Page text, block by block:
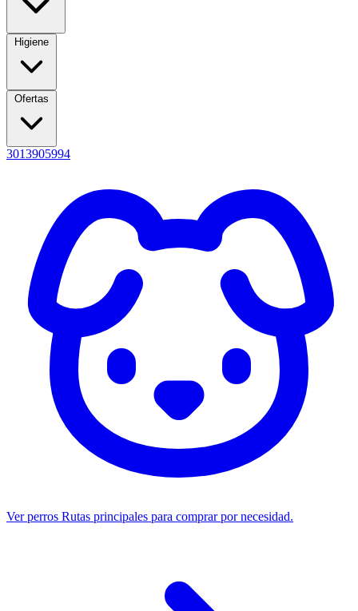
Higiene
Ofertas
3013905994
Ver perros Rutas principales para comprar por necesidad.